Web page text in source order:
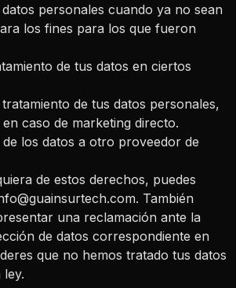
personales cuando ya no sean
los fines para los que fueron
de tus datos en ciertos
de tus datos personales,
caso de marketing directo.
de los datos a otro proveedor de
de estos derechos, puedes
. También
una reclamación ante la
de datos correspondiente en
que no hemos tratado tus datos